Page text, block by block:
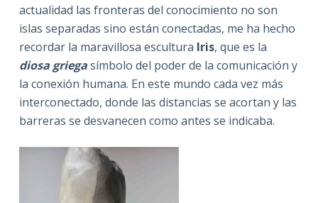
actualidad las fronteras del conocimiento no son
islas separadas sino están conectadas, me ha hecho
recordar la maravillosa escultura Iris, que es la
diosa griegasímbolo del poder de la comunicación y
la conexión humana. En este mundo cada vez más
interconectado, donde las distancias se acortan y las
barreras se desvanecen como antes se indicaba.